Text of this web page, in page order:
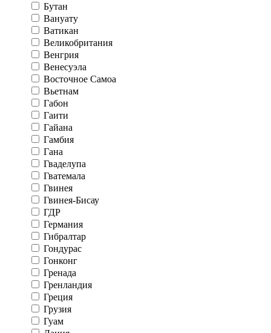
Бутан
Вануату
Ватикан
Великобритания
Венгрия
Венесуэла
Восточное Самоа
Вьетнам
Габон
Гаити
Гайана
Гамбия
Гана
Гваделупа
Гватемала
Гвинея
Гвинея-Бисау
ГДР
Германия
Гибралтар
Гондурас
Гонконг
Гренада
Гренландия
Греция
Грузия
Гуам